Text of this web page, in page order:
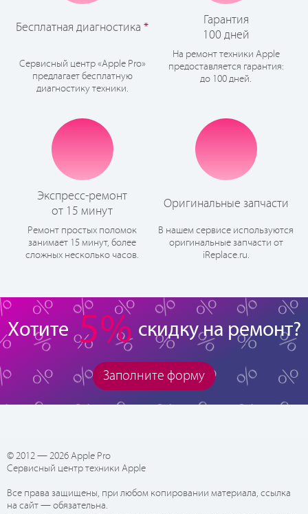
Бесплатная диагностика *
Сервисный центр «Apple Pro»
предлагает бесплатную
диагностику техники.
Гарантия
100 дней
На ремонт техники Apple
предоставляется гарантия:
до 100 дней.
Экспресс-ремонт
от 15 минут
Ремонт простых поломок
занимает 15 минут, более
сложных несколько часов.
Оригинальные запчасти
В нашем сервисе используются
оригинальные запчасти от
iReplace.ru.
Хотите 5% скидку на ремонт?
Заполните форму
© 2012 — 2026 Apple Pro
Сервисный центр техники Apple
Все права защищены, при любом копировании материала, ссылка
на сайт — обязательна.